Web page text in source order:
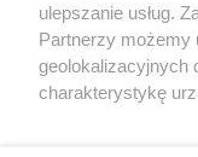
X
ulepszanie usług.
Partnerzy możemy
geolokalizacyjnych
charakterystykę